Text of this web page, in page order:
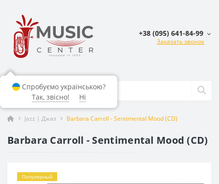
+38 (095) 641-84-99
Заказать звонок
Jazz | Джаз Barbara Carroll - Sentimental Mood (CD)
Barbara Carroll - Sentimental Mood (CD)
Популярный
Спробуємо українською?
Так, звісно!
Ні